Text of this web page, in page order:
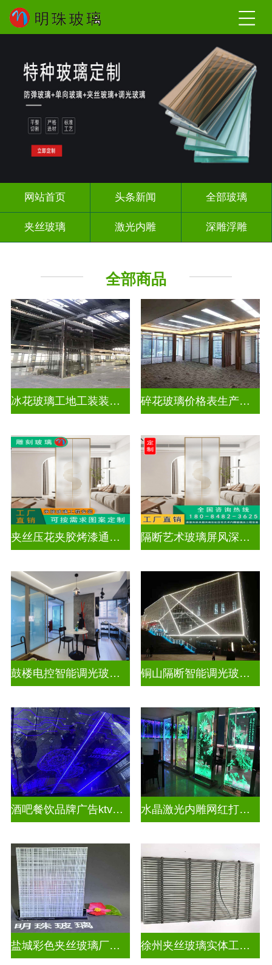
网站首页 头条新闻 全部玻璃
夹丝玻璃 激光内雕 深雕浮雕
千 层 镜
全部商品
冰花玻璃工地工装装饰玻璃 碎花玻璃价格表生产电话
夹丝压花夹胶烤漆通电深雕浮雕玻璃 隔断艺术玻璃屏风深雕浮雕玻璃
鼓楼电控智能调光玻璃安装方法 铜山隔断智能调光玻璃安装电话
酒吧餐饮品牌广告ktv激光内雕发光艺术玻璃 水晶激光内雕网红打卡背景
盐城彩色夹丝玻璃厂招聘 徐州夹丝玻璃实体工厂地址